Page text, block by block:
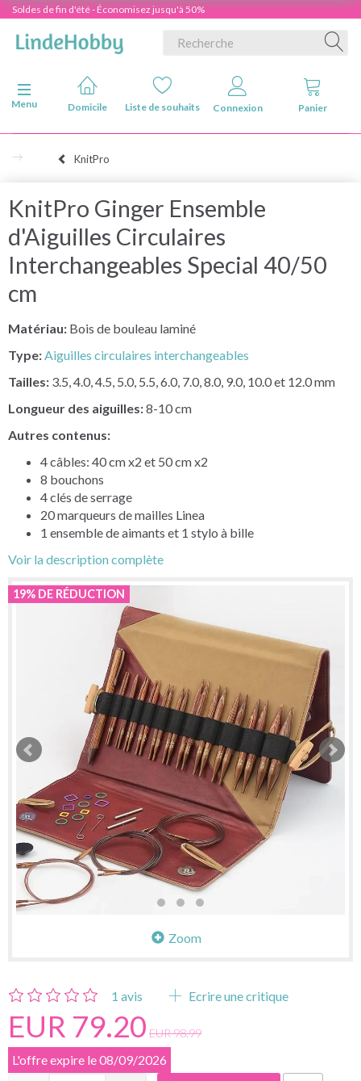
Soldes de fin d'été - Économisez jusqu'à 50%
Basculer la navigation
Menu
Domicile Liste de souhaits Connexion Panier
KnitPro
KnitPro Ginger Ensemble
d'Aiguilles Circulaires
Interchangeables Special 40/50
cm
Matériau: Bois de bouleau laminé
Type: Aiguilles circulaires interchangeables
Tailles: 3.5, 4.0, 4.5, 5.0, 5.5, 6.0, 7.0, 8.0, 9.0, 10.0 et 12.0 mm
Longueur des aiguilles:8-10 cm
Autres contenus:
4 câbles: 40 cm x2 et 50 cm x2
8 bouchons
4 clés de serrage
20 marqueurs de mailles Linea
1 ensemble de aimants et 1 stylo à bille
Voir la description complète
19% DE RÉDUCTION
Zoom
1 avis Ecrire une critique
EUR 79.20 EUR 98.99
L'offre expire le 08/09/2026